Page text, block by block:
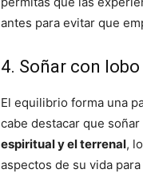
antes para evitar que
4. Soñar con
El equilibrio forma una
cabe destacar que
espiritual y el terrenal,
aspectos de su vida